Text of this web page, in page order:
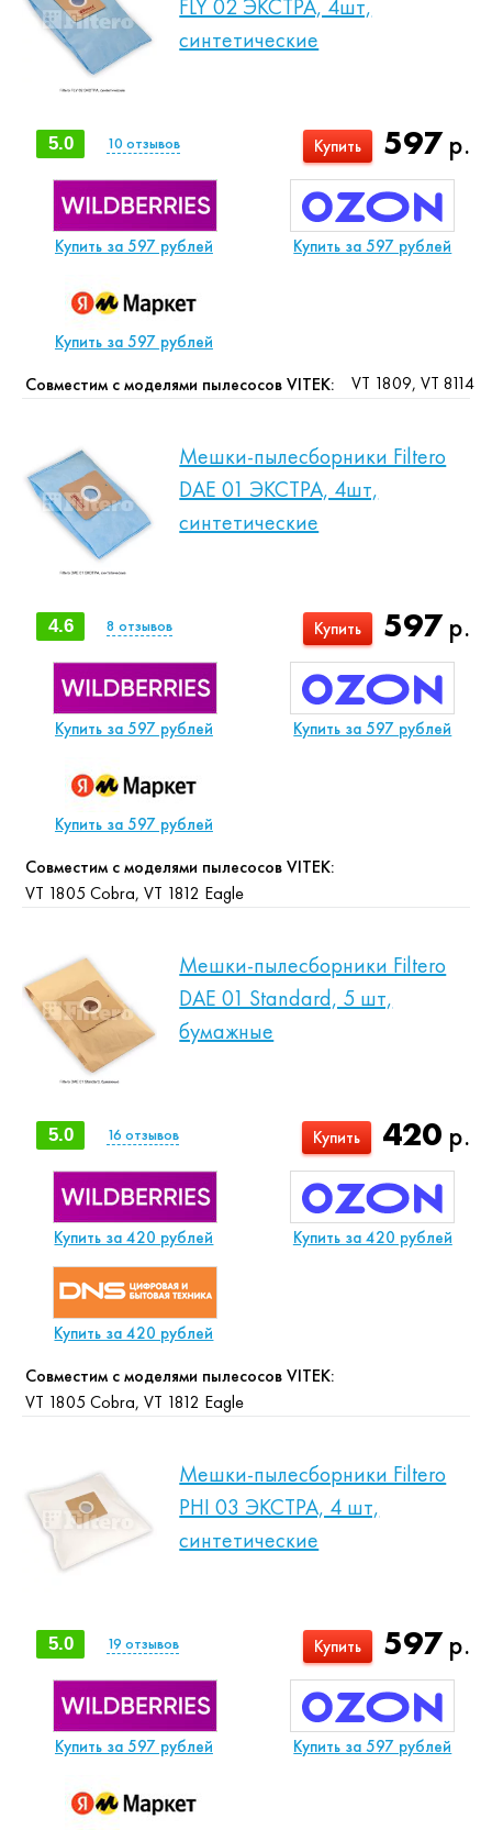
FLY 02 ЭКСТРА, 4шт,
синтетические
597р.
Купить
5.0 10 отзывов
Купить за 597 рублей Купить за 597 рублей
Купить за 597 рублей
Совместим с моделями пылесосов VITEK: VT 1809, VT 8114
Мешки-пылесборники Filtero
DAE 01 ЭКСТРА, 4шт,
синтетические
597р.
Купить
4.6 8 отзывов
Купить за 597 рублей Купить за 597 рублей
Купить за 597 рублей
Совместим с моделями пылесосов VITEK:
VT 1805 Cobra, VT 1812 Eagle
Мешки-пылесборники Filtero
DAE 01 Standard, 5 шт,
бумажные
420 р.
Купить
5.0 16 отзывов
Купить за 420 рублей Купить за 420 рублей
Купить за 420 рублей
Совместим с моделями пылесосов VITEK:
VT 1805 Cobra, VT 1812 Eagle
Мешки-пылесборники Filtero
PHI 03 ЭКСТРА, 4 шт,
синтетические
597р.
Купить
5.0 19 отзывов
Купить за 597 рублей Купить за 597 рублей